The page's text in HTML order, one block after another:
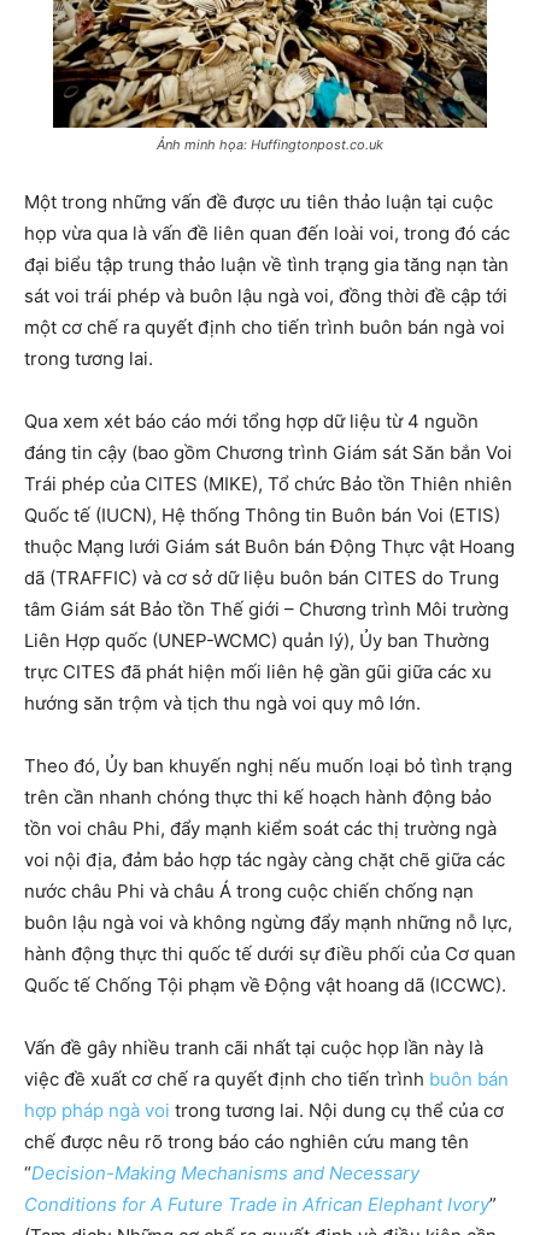
Ảnh minh họa: Huffingtonpost.co.uk
Một trong những vấn đề được ưu tiên thảo luận tại cuộc
họp vừa qua là vấn đề liên quan đến loài voi, trong đó các
đại biểu tập trung thảo luận về tình trạng gia tăng nạn tàn
sát voi trái phép và buôn lậu ngà voi, đồng thời đề cập tới
một cơ chế ra quyết định cho tiến trình buôn bán ngà voi
trong tương lai.
Qua xem xét báo cáo mới tổng hợp dữ liệu từ 4 nguồn
đáng tin cậy (bao gồm Chương trình Giám sát Săn bắn Voi
Trái phép của CITES (MIKE), Tổ chức Bảo tồn Thiên nhiên
Quốc tế (IUCN), Hệ thống Thông tin Buôn bán Voi (ETIS)
thuộc Mạng lưới Giám sát Buôn bán Động Thực vật Hoang
dã (TRAFFIC) và cơ sở dữ liệu buôn bán CITES do Trung
tâm Giám sát Bảo tồn Thế giới – Chương trình Môi trường
Liên Hợp quốc (UNEP-WCMC) quản lý), Ủy ban Thường
trực CITES đã phát hiện mối liên hệ gần gũi giữa các xu
hướng săn trộm và tịch thu ngà voi quy mô lớn.
Theo đó, Ủy ban khuyến nghị nếu muốn loại bỏ tình trạng
trên cần nhanh chóng thực thi kế hoạch hành động bảo
tồn voi châu Phi, đẩy mạnh kiểm soát các thị trường ngà
voi nội địa, đảm bảo hợp tác ngày càng chặt chẽ giữa các
nước châu Phi và châu Á trong cuộc chiến chống nạn
buôn lậu ngà voi và không ngừng đẩy mạnh những nỗ lực,
hành động thực thi quốc tế dưới sự điều phối của Cơ quan
Quốc tế Chống Tội phạm về Động vật hoang dã (ICCWC).
Vấn đề gây nhiều tranh cãi nhất tại cuộc họp lần này là
việc đề xuất cơ chế ra quyết định cho tiến trình buôn bán
hợp pháp ngà voi trong tương lai. Nội dung cụ thể của cơ
chế được nêu rõ trong báo cáo nghiên cứu mang tên
“Decision-Making Mechanisms and Necessary
Conditions for A Future Trade in African Elephant Ivory”